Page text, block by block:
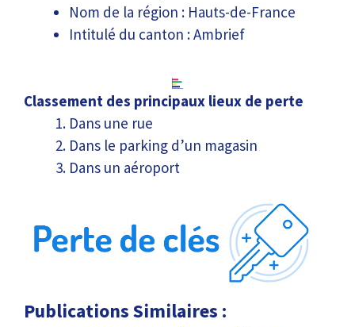
Nom de la région : Hauts-de-France
Intitulé du canton : Ambrief
Classement des principaux lieux de perte
Dans une rue
Dans le parking d’un magasin
Dans un aéroport
Publications Similaires :